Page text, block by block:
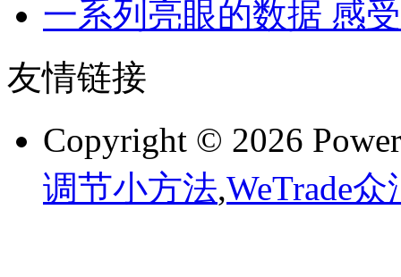
一系列亮眼的数据 感
友情链接
Copyright © 2026
调节小方法,WeTrade